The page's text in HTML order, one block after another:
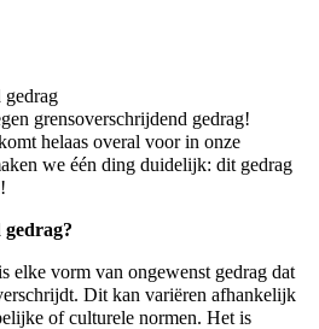
gedrag
grensoverschrijdend gedrag!
helaas overal voor in onze
we één ding duidelijk: dit gedrag
elke vorm van ongewenst gedrag dat
Dit kan variëren afhankelijk
of culturele normen. Het is